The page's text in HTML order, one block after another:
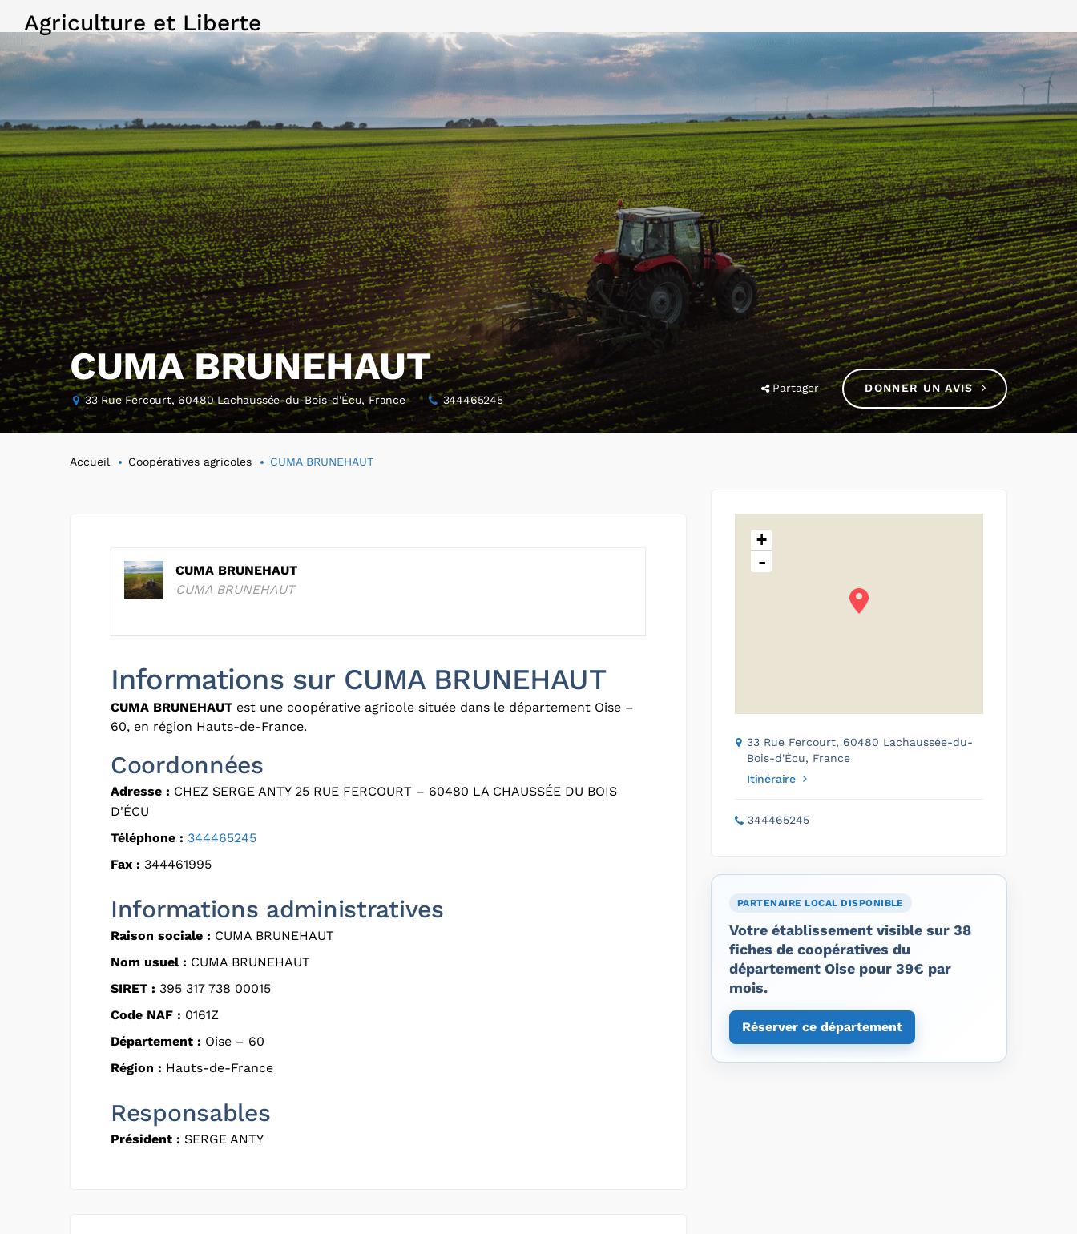
Agriculture et Liberte
CUMA BRUNEHAUT
33 Rue Fercourt, 60480 Lachaussée-du-Bois-d'Écu, France 344465245
Partager DONNER UN AVIS
Accueil Coopératives agricoles CUMA BRUNEHAUT
CUMA BRUNEHAUT
CUMA BRUNEHAUT
Informations sur CUMA BRUNEHAUT
CUMA BRUNEHAUT est une coopérative agricole située dans le département Oise –
60, en région Hauts-de-France.
Coordonnées
Adresse : CHEZ SERGE ANTY 25 RUE FERCOURT – 60480 LA CHAUSSÉE DU BOIS
D'ÉCU
Téléphone : 344465245
Fax : 344461995
Informations administratives
Raison sociale : CUMA BRUNEHAUT
Nom usuel : CUMA BRUNEHAUT
SIRET : 395 317 738 00015
Code NAF : 0161Z
Département : Oise – 60
Région : Hauts-de-France
Responsables
Président : SERGE ANTY
+
-
33 Rue Fercourt, 60480 Lachaussée-du-
Bois-d'Écu, France
Itinéraire
344465245
PARTENAIRE LOCAL DISPONIBLE
Votre établissement visible sur 38
fiches de coopératives du
département Oise pour 39€ par
mois.
Réserver ce département